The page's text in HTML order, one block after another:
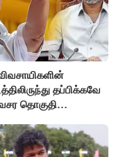
தப்பிக்கவே
தொகுதி
முதலமைச்சர் -
விங்..!!